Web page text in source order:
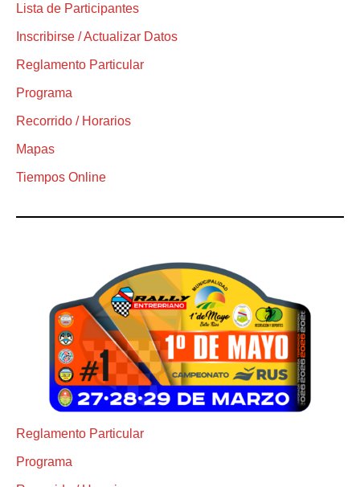
Lista de Participantes
Inscribirse / Actualizar Datos
Reglamento Particular
Programa
Recorrido / Horarios
Mapas
Tiempos Online
Reglamento Particular
Programa